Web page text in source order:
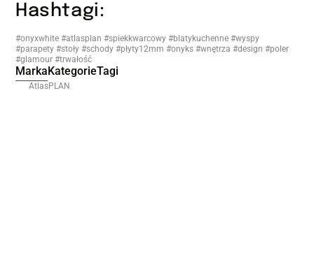
Hashtagi:
#onyxwhite #atlasplan #spiekkwarcowy #blatykuchenne #wyspy
#parapety #stoły #schody #płyty12mm #onyks #wnętrza #design #poler
#glamour #trwałość
Marka KategorieTagi
AtlasPLAN